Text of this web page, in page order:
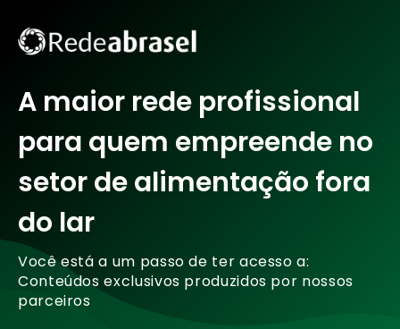
A maior rede profissional
para quem empreende no
setor de alimentação fora
do lar
Você está a um passo de ter acesso a:
Conteúdos exclusivos produzidos por nossos
parceiros